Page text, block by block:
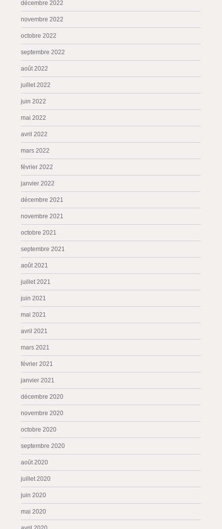
décembre 2022
novembre 2022
octobre 2022
septembre 2022
août 2022
juillet 2022
juin 2022
mai 2022
avril 2022
mars 2022
février 2022
janvier 2022
décembre 2021
novembre 2021
octobre 2021
septembre 2021
août 2021
juillet 2021
juin 2021
mai 2021
avril 2021
mars 2021
février 2021
janvier 2021
décembre 2020
novembre 2020
octobre 2020
septembre 2020
août 2020
juillet 2020
juin 2020
mai 2020